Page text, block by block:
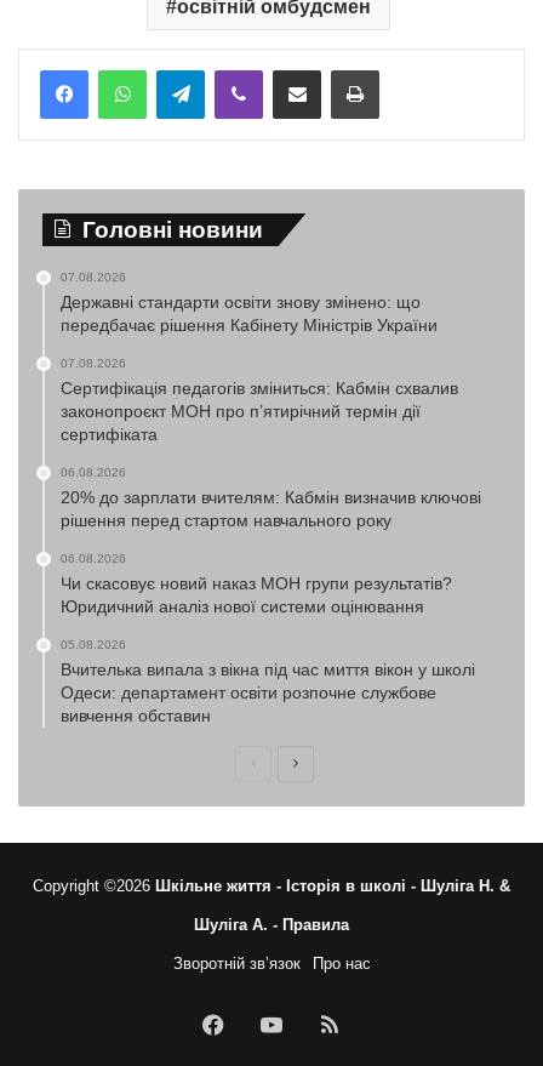
освітній омбудсмен
TelegramViber Надіслати електронною поштоюНадрукувати
Головні новини
07.08.2026
Державні стандарти освіти знову змінено: що
передбачає рішення Кабінету Міністрів України
07.08.2026
Сертифікація педагогів зміниться: Кабмін схвалив
законопроєкт МОН про п’ятирічний термін дії
сертифіката
06.08.2026
20% до зарплати вчителям: Кабмін визначив ключові
рішення перед стартом навчального року
06.08.2026
Чи скасовує новий наказ МОН групи результатів?
Юридичний аналіз нової системи оцінювання
05.08.2026
Вчителька випала з вікна під час миття вікон у школі
Одеси: департамент освіти розпочне службове
вивчення обставин
ПопередняНаступна
Copyright ©2026 Шкільне життя - Історія в школі - Шуліга Н. &
Шуліга А. - Правила
Зворотній зв’язок Про нас
FacebookYouTubeRSS